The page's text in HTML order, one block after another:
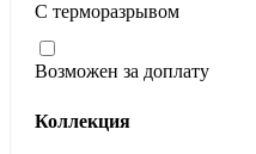
С терморазрывом
Возможен за доплату
Коллекция